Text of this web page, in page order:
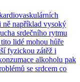
ně například vysoký
srdečního rytmu
lidé mohou hůře
fyzickou zátěž i
alkoholu pak
se srdcem co